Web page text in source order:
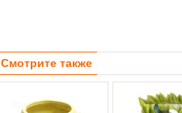
Смотрите также